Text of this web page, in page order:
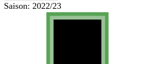
Saison: 2022/23